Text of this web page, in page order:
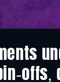
offs,